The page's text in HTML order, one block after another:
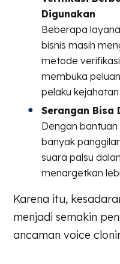
Digunakan
Beberapa
bisnis masih
metode
membuka
pelaku kejahatan
Serangan Bisa
Dengan
banyak
suara palsu
menargetkan
Karena itu,
menjadi semakin
ancaman voice